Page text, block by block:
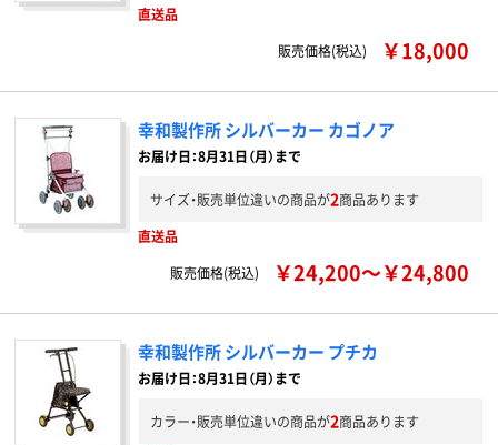
直送品
販売価格(税込)
￥18,000
幸和製作所 シルバーカー カゴノア
お届け日：8月31日（月）まで
サイズ・販売単位違いの商品が2商品あります
直送品
販売価格(税込)
￥24,200～￥24,800
幸和製作所 シルバーカー プチカ
お届け日：8月31日（月）まで
カラー・販売単位違いの商品が2商品あります